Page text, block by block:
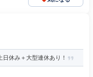
休み＋大型連休あり！